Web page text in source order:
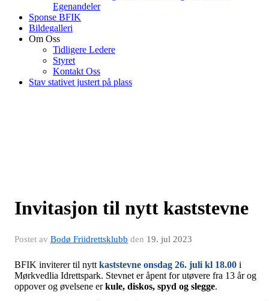
Egenandeler
Sponse BFIK
Bildegalleri
Om Oss
Tidligere Ledere
Styret
Kontakt Oss
Stav stativet justert på plass
Invitasjon til nytt kaststevne
Postet av Bodø Friidrettsklubb den 19. jul 2023
BFIK inviterer til nytt kaststevne onsdag 26. juli kl 18.00 i
Mørkvedlia Idrettspark. Stevnet er åpent for utøvere fra 13 år og
oppover og øvelsene erkule, diskos, spyd og slegge.